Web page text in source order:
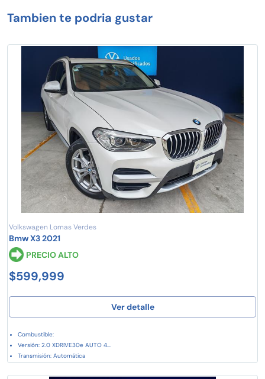
Tambien te podria gustar
Volkswagen Lomas Verdes
Bmw X3 2021
PRECIO ALTO
$599,999
Ver detalle
Combustible:
Versión: 2.0 XDRIVE30e AUTO 4...
Transmisión: Automática